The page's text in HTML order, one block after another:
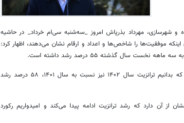
و شهرسازی، مهرداد بذرپاش امروز _سه‌شنبه سی‌ام خرداد_ در حاشیه
موفقیت‌ها را شاخص‌ها و اعداد و ارقام نشان می‌دهند، اظهار کرد:
سال گذشته ۵۵ درصد رشد داشته است.
وی افزود: این آمار زمانی اهمیت پیدا می‌کند که بدانیم ترانزیت سال ۱۴۰۲ نیز نسبت به سال ۱۴۰۱، ۵۸ درصد رشد
از آن دارد که رشد ترانزیت ادامه پیدا می‌کند و امیدواریم رکورد